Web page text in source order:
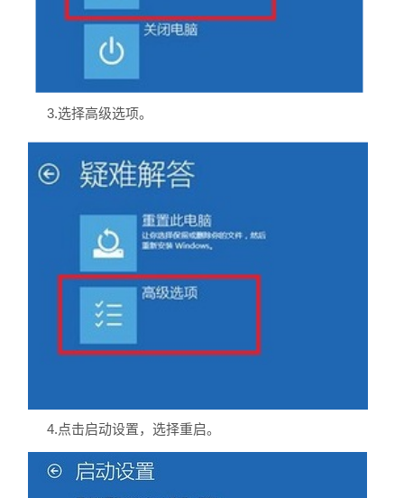
3.选择高级选项。
4.点击启动设置，选择重启。